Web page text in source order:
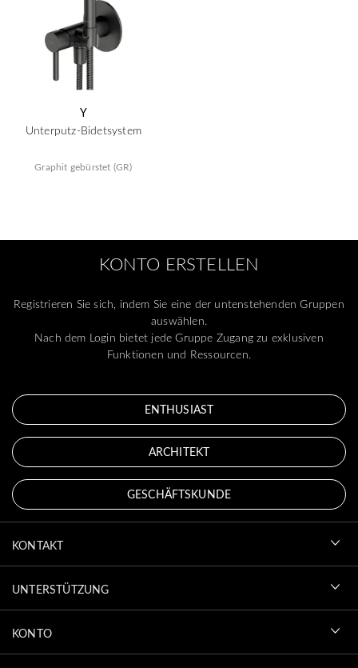
Y
Unterputz-Bidetsystem
Graphit gebürstet (GR)
KONTO ERSTELLEN
Registrieren Sie sich, indem Sie eine der untenstehenden Gruppen
auswählen.
Nach dem Login bietet jede Gruppe Zugang zu exklusiven
Funktionen und Ressourcen.
ENTHUSIAST
ARCHITEKT
GESCHÄFTSKUNDE
KONTAKT
UNTERSTÜTZUNG
KONTO